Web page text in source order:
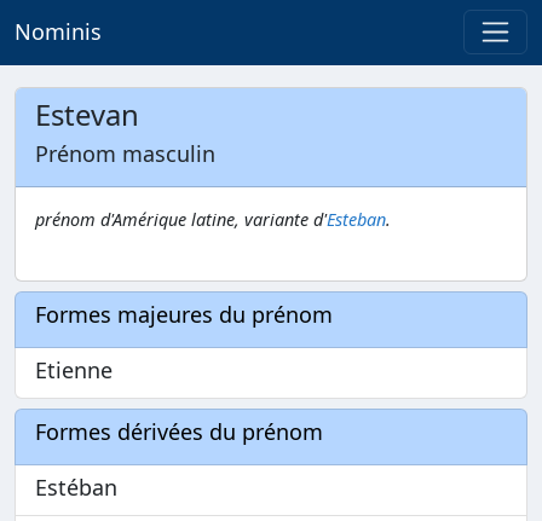
Nominis
Estevan
Prénom masculin
prénom d'Amérique latine, variante d'Esteban.
Formes majeures du prénom
Etienne
Formes dérivées du prénom
Estéban